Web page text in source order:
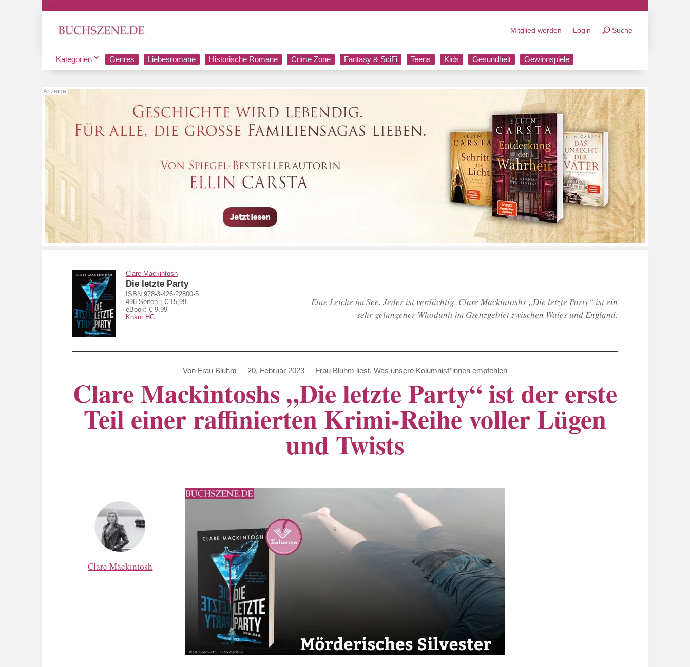
Mitglied werden Login Suche
Kategorien Genres Liebesromane Historische Romane Crime Zone Fantasy & SciFi Teens Kids Gesundheit Gewinnspiele
Clare Mackintosh
Die letzte Party
ISBN 978-3-426-22800-5
496 Seiten
€ 15,99
eBook: € 9,99
Knaur HC
Eine Leiche im See. Jeder ist verdächtig. Clare Mackintoshs „Die letzte Party“ ist ein
sehr gelungener Whodunit im Grenzgebiet zwischen Wales und England.
Von Frau Bluhm 20. Februar 2023 Frau Bluhm liest, Was unsere Kolumnist*innen empfehlen
Clare Mackintoshs „Die letzte Party“ ist der erste
Teil einer raffinierten Krimi-Reihe voller Lügen
und Twists
Clare Mackintosh